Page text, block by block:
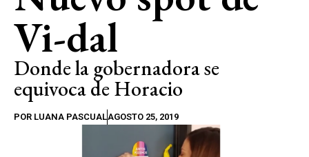
Vi-dal
Donde la gobernadora se
equivoca de Horacio
POR LUANA PASCUALAGOSTO 25, 2019